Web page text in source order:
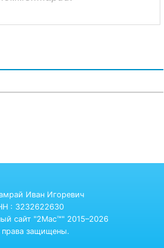
Иван Игоревич
: 3232622630
сайт "2Mac™" 2015–2026
права защищены.